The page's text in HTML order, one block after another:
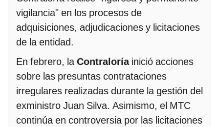
vigilancia" en los procesos de
adquisiciones, adjudicaciones y licitaciones
de la entidad.
En febrero, laContraloría inició acciones
sobre las presuntas contrataciones
irregulares realizadas durante la gestión del
exministro Juan Silva. Asimismo, el MTC
continúa en controversia por las licitaciones